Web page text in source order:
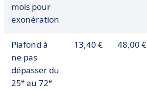
mois pour
exonération
Plafond à
ne pas
dépasser du
25e au 72e
13,40 € 48,00 €